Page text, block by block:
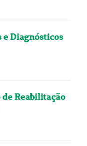
Diagnósticos
de Reabilitação